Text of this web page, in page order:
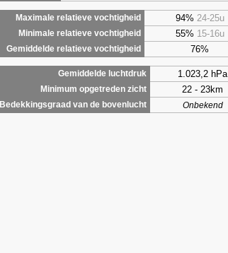
Maximale relatieve vochtigheid
94% 24-25u
Minimale relatieve vochtigheid 55% 15-16u
Gemiddelde relatieve vochtigheid 76%
Gemiddelde luchtdruk
1.023,2 hPa
Minimum opgetreden zicht 22 - 23km
Bedekkingsgraad van de bovenlucht Onbekend